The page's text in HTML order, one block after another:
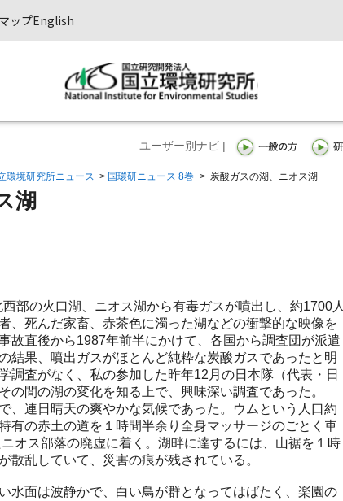
ップEnglish
ユーザー別ナビ |
環境研究所ニュース > 国環研ニュース 8巻 > 炭酸ガスの湖、ニオス湖
湖
部の火口湖、ニオス湖から有毒ガスが噴出し、約1700人
、死んだ家畜、赤茶色に濁った湖などの衝撃的な映像を
故直後から1987年前半にかけて、各国から調査団が派遣
結果、噴出ガスがほとんど純粋な炭酸ガスであったと明
調査がなく、私の参加した昨年12月の日本隊（代表・日
の間の湖の変化を知る上で、興味深い調査であった。
、連日晴天の爽やかな気候であった。ウムという人口約
有の赤土の道を１時間半余り全身マッサージのごとく車
オス部落の廃虚に着く。湖畔に達するには、山裾を１時
散乱していて、災害の痕が残されている。
水面は波静かで、白い鳥が群となってはばたく、楽園の